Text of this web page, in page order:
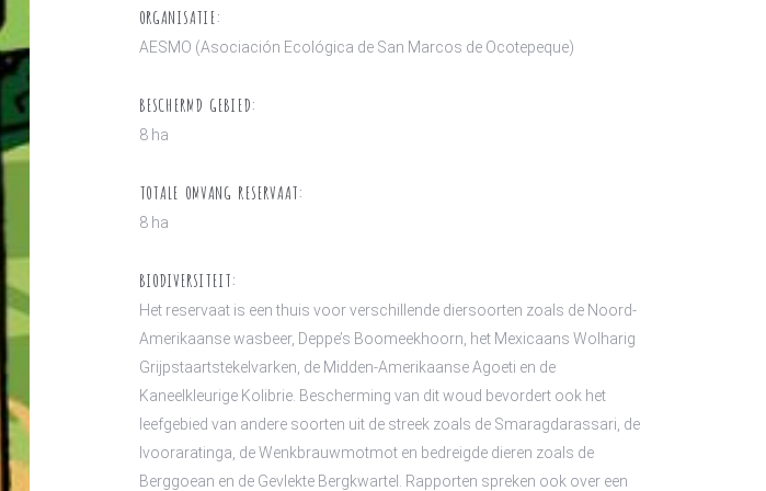
ORGANISATIE:
AESMO (Asociación Ecológica de San Marcos de Ocotepeque)
BESCHERMD GEBIED:
8 ha
TOTALE OMVANG RESERVAAT:
8 ha
BIODIVERSITEIT:
Het reservaat is een thuis voor verschillende diersoorten zoals de Noord-
Amerikaanse wasbeer, Deppe’s Boomeekhoorn, het Mexicaans Wolharig
Grijpstaartstekelvarken, de Midden-Amerikaanse Agoeti en de
Kaneelkleurige Kolibrie. Bescherming van dit woud bevordert ook het
leefgebied van andere soorten uit de streek zoals de Smaragdarassari, de
Ivooraratinga, de Wenkbrauwmotmot en bedreigde dieren zoals de
Berggoean en de Gevlekte Bergkwartel. Rapporten spreken ook over een